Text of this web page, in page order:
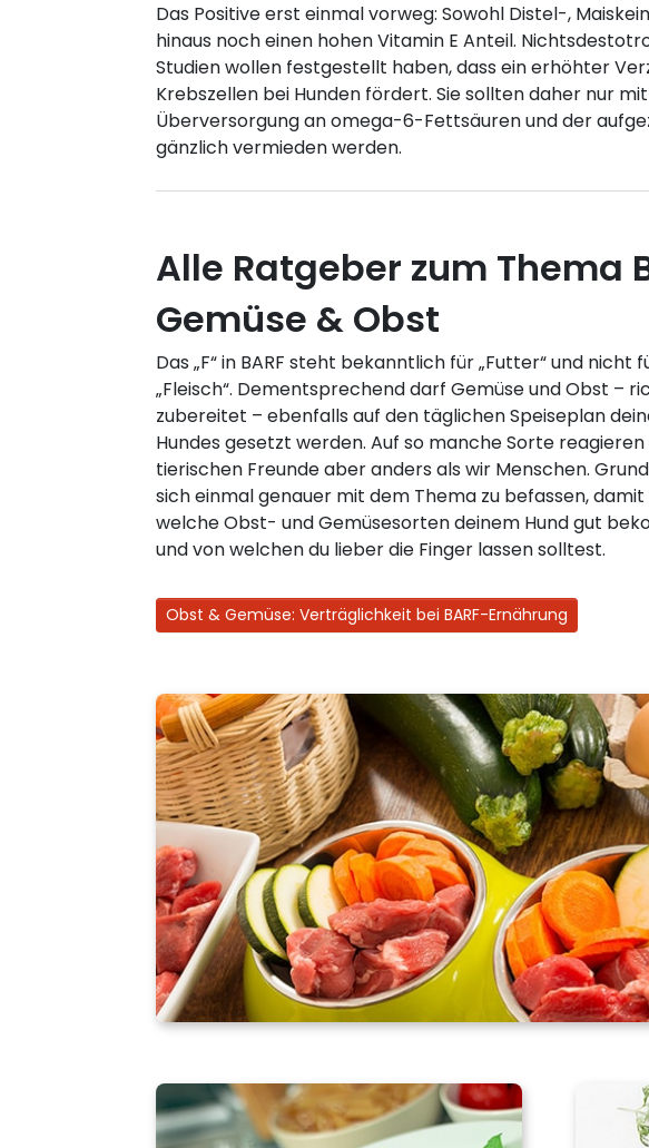
Das Positive erst einmal vorweg: Sowohl Distel-,
hinaus noch einen hohen Vitamin E Anteil.
Studien wollen festgestellt haben, dass ein erhöhter
Krebszellen bei Hunden fördert. Sie sollten daher nur
Überversorgung an omega-6-Fettsäuren und der
gänzlich vermieden werden.
Alle Ratgeber zum Thema
Gemüse & Obst
Das „F“ in BARF steht bekanntlich für „Futter“ und nicht
„Fleisch“. Dementsprechend darf Gemüse und Obst –
zubereitet – ebenfalls auf den täglichen Speiseplan
Hundes gesetzt werden. Auf so manche Sorte
tierischen Freunde aber anders als wir Menschen.
sich einmal genauer mit dem Thema zu befassen,
welche Obst- und Gemüsesorten deinem Hund gut
und von welchen du lieber die Finger lassen solltest.
Obst & Gemüse: Verträglichkeit bei BARF-Ernährung